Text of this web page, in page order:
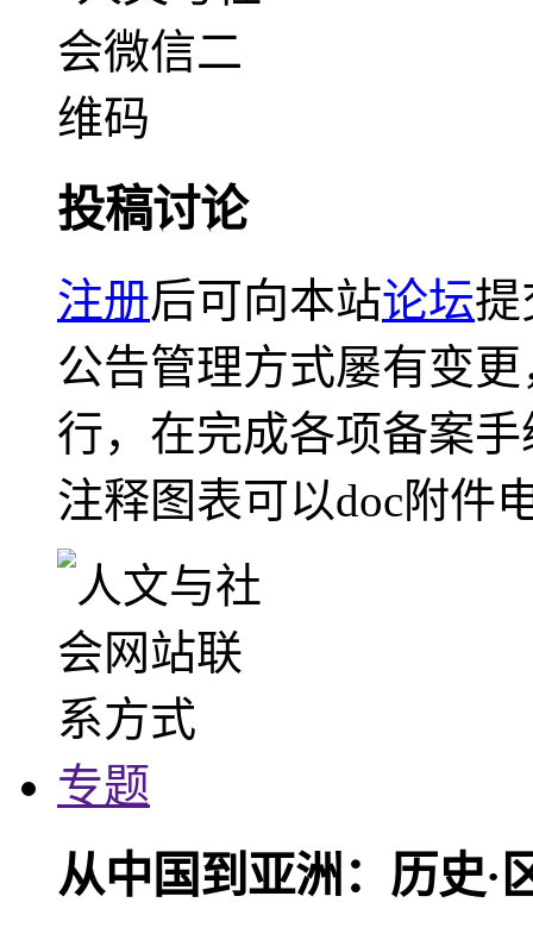
投稿讨论
注册后可向本站论坛提
公告管理方式屡有变
行，在完成各项备案
注释图表可以doc附件
专题
从中国到亚洲：历史·